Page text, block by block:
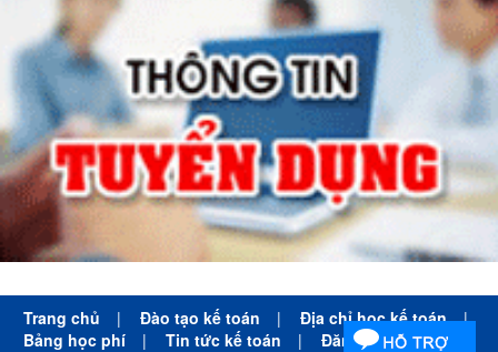
Trang chủ | Đào tạo kế toán | Địa chỉ học kế toán
|
Bảng học phí
| Tin tức kế toán | Đăng ký học